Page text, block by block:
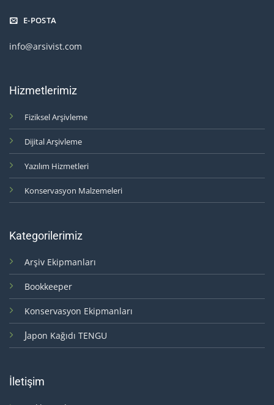
E-POSTA
info@arsivist.com
Hizmetlerimiz
Fiziksel Arşivleme
Dijital Arşivleme
Yazılım Hizmetleri
Konservasyon Malzemeleri
Kategorilerimiz
Arşiv Ekipmanları
Bookkeeper
Konservasyon Ekipmanları
Japon Kağıdı TENGU
İletişim